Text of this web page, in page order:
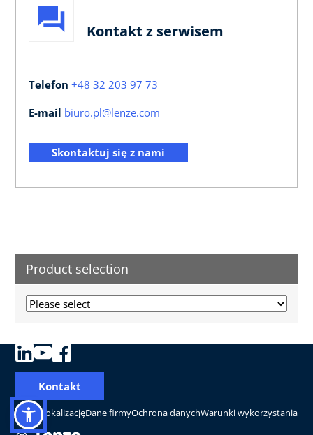
Kontakt z serwisem
Telefon +48 32 203 97 73
E-mail biuro.pl@lenze.com
Skontaktuj się z nami
Product selection
Zmień lokalizacjęDane firmyOchrona danychWarunki wykorzystania
Kontakt